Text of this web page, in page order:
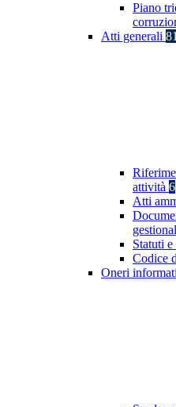
Piano
Atti generali 81
attività 6
Atti
Statuti
Codice
Oneri